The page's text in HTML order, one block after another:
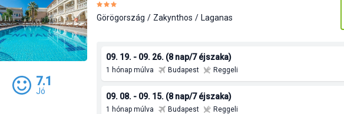
7.1
Jó
Görögország Zakynthos Laganas
09. 19. - 09. 26. (8 nap/7 éjszaka)
1 hónap múlva Budapest Reggeli
09. 08. - 09. 15. (8 nap/7 éjszaka)
1 hónap múlva Budapest Reggeli